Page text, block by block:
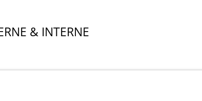
& INTERNE